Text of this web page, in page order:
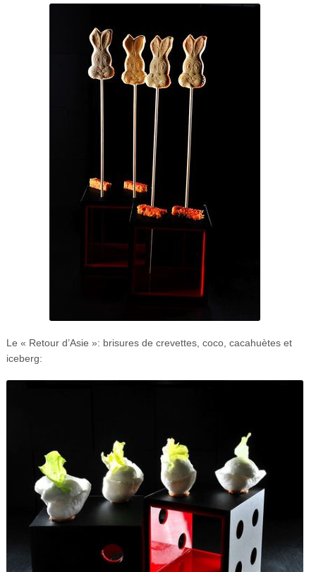
Le « Retour d’Asie »: brisures de crevettes, coco, cacahuètes et
iceberg: